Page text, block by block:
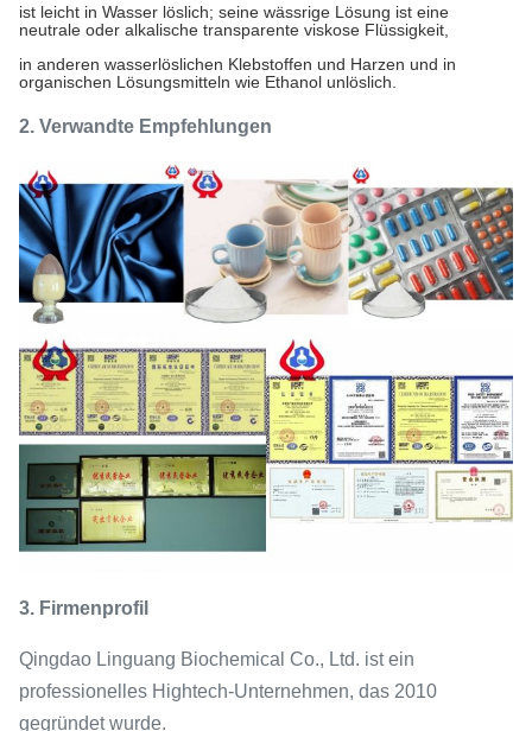
ist leicht in Wasser löslich; seine wässrige Lösung ist eine
neutrale oder alkalische transparente viskose Flüssigkeit,
in anderen wasserlöslichen Klebstoffen und Harzen und in
organischen Lösungsmitteln wie Ethanol unlöslich.
2. Verwandte Empfehlungen
3. Firmenprofil
Qingdao Linguang Biochemical Co., Ltd. ist ein
professionelles Hightech-Unternehmen, das 2010
gegründet wurde.